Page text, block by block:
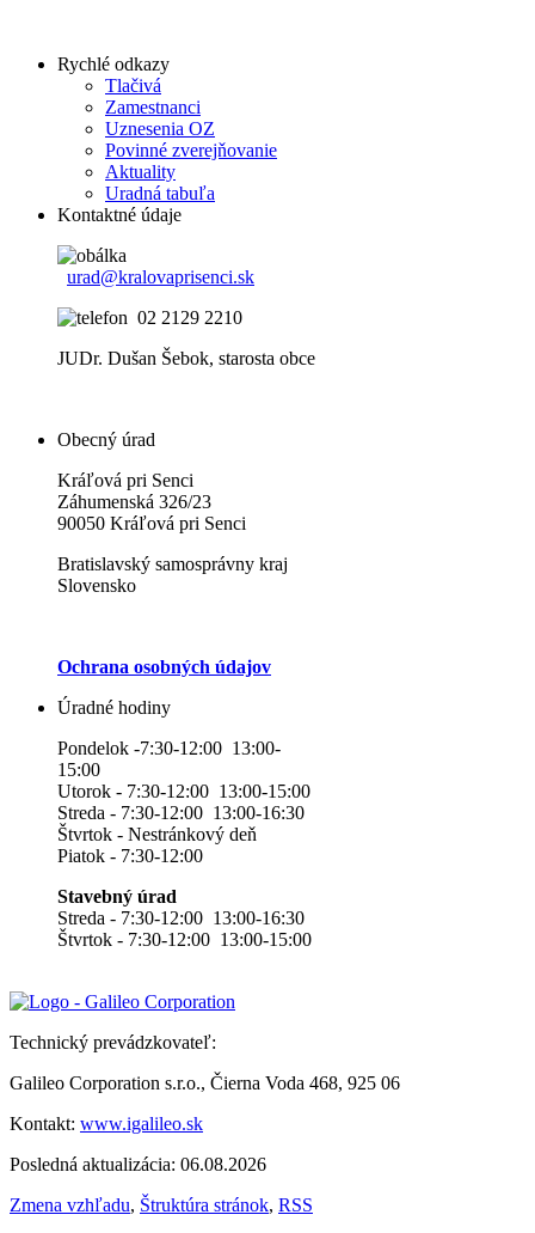
Rychlé odkazy
Tlačivá
Zamestnanci
Uznesenia OZ
Povinné zverejňovanie
Aktuality
Uradná tabuľa
Kontaktné údaje
urad@kralovaprisenci.sk
02 2129 2210
JUDr. Dušan Šebok, starosta obce
Obecný úrad
Kráľová pri Senci
Záhumenská 326/23
90050 Kráľová pri Senci
Bratislavský samosprávny kraj
Slovensko
Ochrana osobných údajov
Úradné hodiny
Pondelok -7:30-12:00 13:00-
15:00
Utorok - 7:30-12:00 13:00-15:00
Streda - 7:30-12:00 13:00-16:30
Štvrtok - Nestránkový deň
Piatok - 7:30-12:00
Stavebný úrad
Streda - 7:30-12:00 13:00-16:30
Štvrtok - 7:30-12:00 13:00-15:00
Technický prevádzkovateľ:
Galileo Corporation s.r.o., Čierna Voda 468, 925 06
Kontakt: www.igalileo.sk
Posledná aktualizácia: 06.08.2026
Zmena vzhľadu, Štruktúra stránok, RSS